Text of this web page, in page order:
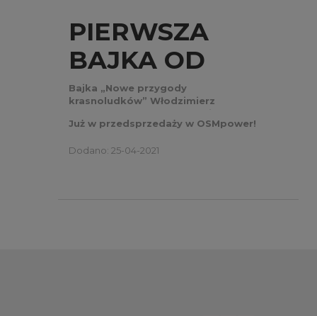
PIERWSZA
BAJKA OD
OSMPOWER!
Dodano: 25-04-2021
Bajka „Nowe przygody
krasnoludków” Włodzimierz
Już w przedsprzedaży w OSMpower!